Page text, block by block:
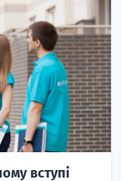
вступі